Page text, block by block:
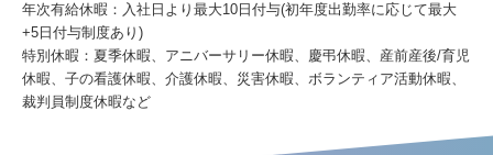
年次有給休暇：入社日より最大10日付与(初年度出勤率に応じて最大
+5日付与制度あり)
特別休暇：夏季休暇、アニバーサリー休暇、慶弔休暇、産前産後/育児
休暇、子の看護休暇、介護休暇、災害休暇、ボランティア活動休暇、
裁判員制度休暇など